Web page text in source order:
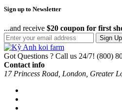
Sign up to Newsletter
...and receive $20 coupon for first
Sign Up
Got Questions ? Call us 24/7! (800)
Contact info
17 Princess Road, London, Greater